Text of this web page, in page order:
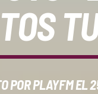
PORPLAYFMEL